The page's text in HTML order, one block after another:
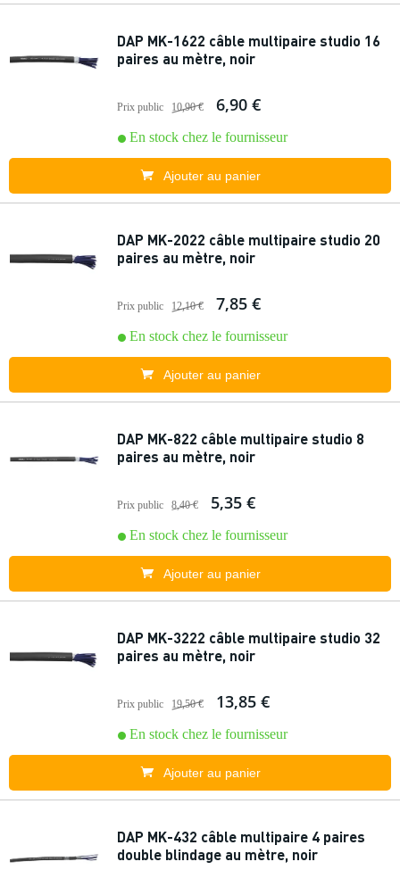
DAP MK-1622 câble multipaire studio 16
paires au mètre, noir
Prix public 10,90 € 6,90 €
En stock chez le fournisseur
Ajouter au panier
DAP MK-2022 câble multipaire studio 20
paires au mètre, noir
Prix public 12,10 € 7,85 €
En stock chez le fournisseur
Ajouter au panier
DAP MK-822 câble multipaire studio 8
paires au mètre, noir
Prix public 8,40 € 5,35 €
En stock chez le fournisseur
Ajouter au panier
DAP MK-3222 câble multipaire studio 32
paires au mètre, noir
Prix public 19,50 € 13,85 €
En stock chez le fournisseur
Ajouter au panier
DAP MK-432 câble multipaire 4 paires
double blindage au mètre, noir